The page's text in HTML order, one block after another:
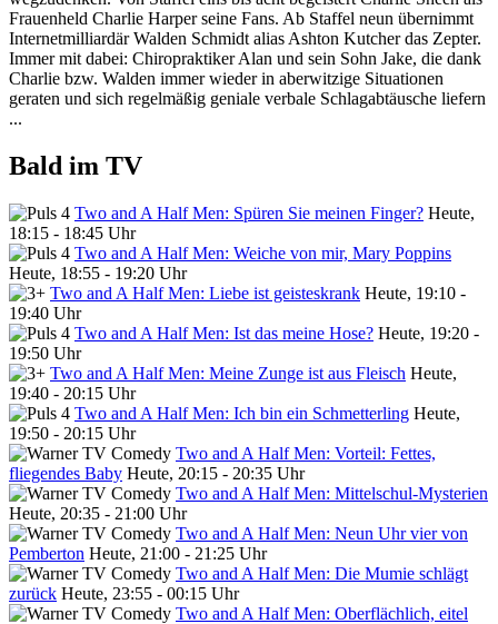
Frauenheld Charlie Harper seine Fans. Ab Staffel neun übernimmt
Internetmilliardär Walden Schmidt alias Ashton Kutcher das Zepter.
Immer mit dabei: Chiropraktiker Alan und sein Sohn Jake, die dank
Charlie bzw. Walden immer wieder in aberwitzige Situationen
geraten und sich regelmäßig geniale verbale Schlagabtäusche liefern
...
Bald im TV
Two and A Half Men: Spüren Sie meinen Finger? Heute,
18:15 - 18:45 Uhr
Two and A Half Men: Weiche von mir, Mary Poppins
Heute, 18:55 - 19:20 Uhr
Two and A Half Men: Liebe ist geisteskrank Heute, 19:10 -
19:40 Uhr
Two and A Half Men: Ist das meine Hose? Heute, 19:20 -
19:50 Uhr
Two and A Half Men: Meine Zunge ist aus Fleisch Heute,
19:40 - 20:15 Uhr
Two and A Half Men: Ich bin ein Schmetterling Heute,
19:50 - 20:15 Uhr
Two and A Half Men: Vorteil: Fettes,
fliegendes Baby Heute, 20:15 - 20:35 Uhr
Two and A Half Men: Mittelschul-Mysterien
Heute, 20:35 - 21:00 Uhr
Two and A Half Men: Neun Uhr vier von
Pemberton Heute, 21:00 - 21:25 Uhr
Two and A Half Men: Die Mumie schlägt
zurück Heute, 23:55 - 00:15 Uhr
Two and A Half Men: Oberflächlich, eitel